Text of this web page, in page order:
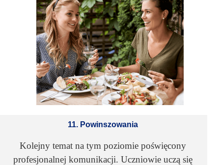
11. Powinszowania
Kolejny temat na tym poziomie poświęcony
profesjonalnej komunikacji. Uczniowie uczą się